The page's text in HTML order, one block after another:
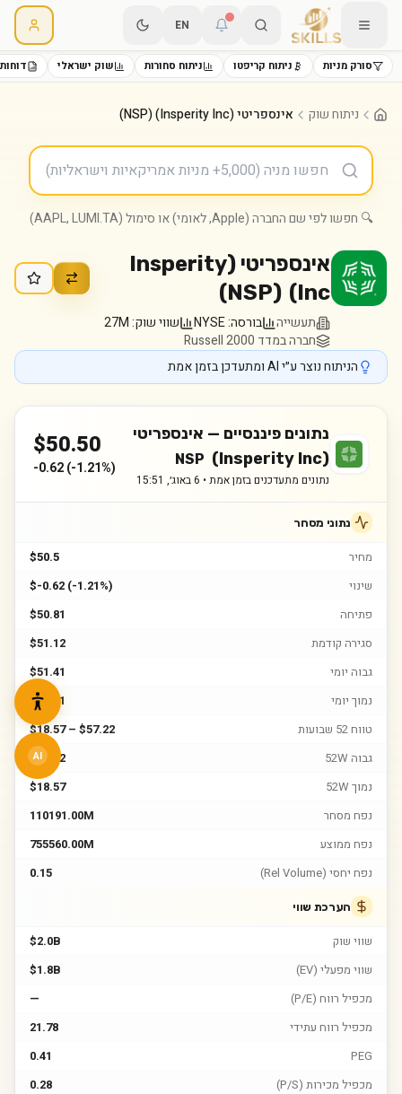
EN
סורק מניות ניתוח קריפטו ניתוח סחורות שוק ישראלי
ניתוח שוק אינספריטי (Insperity Inc) (NSP)
🔍 חפשו לפי שם החברה (Apple, לאומי) או סימול (AAPL, LUMI.TA)
אינספריטי (Insperity
Inc)
(
NSP
)
תעשייה בורסה:NYSE שווי שוק:27M
חברה במדד Russell 2000
הניתוח נוצר ע״י AI ומתעדכן בזמן אמת
נתונים פיננסיים — אינספריטי
(Insperity Inc)
NSP
נתונים מתעדכנים בזמן אמת • 6 באוג׳, 15:51
$50.50
-0.62(-1.21%)
נתוני מסחר
מחיר
$50.5
שינוי
$-0.62 (-1.21%)
פתיחה
$50.81
סגירה קודמת
$51.12
גבוה יומי
$51.41
נמוך יומי
$48.81
טווח 52 שבועות
$18.57 – $57.22
גבוה 52W
$57.22
נמוך 52W
$18.57
נפח מסחר
110191.00M
נפח ממוצע
755560.00M
נפח יחסי (Rel Volume)
0.15
הערכת שווי
שווי שוק
$2.0B
שווי מפעלי (EV)
$1.8B
מכפיל רווח (P/E)
—
מכפיל רווח עתידי
21.78
PEG
0.41
מכפיל מכירות (P/S)
0.28
AI